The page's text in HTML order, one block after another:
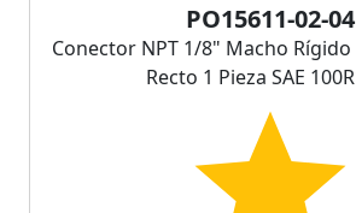
PO15611-02-04
Conector NPT 1/8" Macho
Recto 1 Pieza SAE